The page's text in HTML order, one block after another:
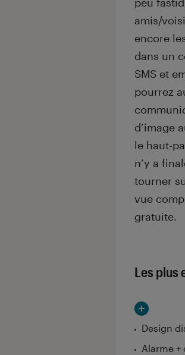
amis/
encore
dans un
SMS et
pourrez
d’image
le haut-
n’y a
tourner
vue
gratuite.
Les plus
Design
Alarme +